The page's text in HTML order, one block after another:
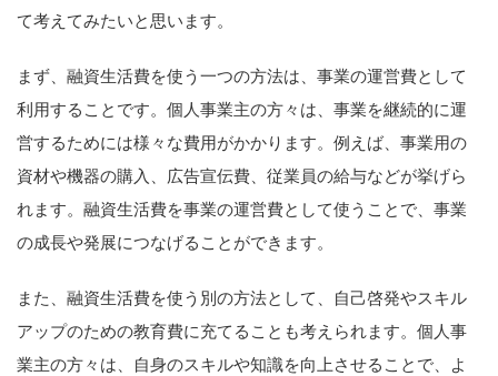
て考えてみたいと思います。
まず、融資生活費を使う一つの方法は、事業の運営費として
利用することです。個人事業主の方々は、事業を継続的に運
営するためには様々な費用がかかります。例えば、事業用の
資材や機器の購入、広告宣伝費、従業員の給与などが挙げら
れます。融資生活費を事業の運営費として使うことで、事業
の成長や発展につなげることができます。
また、融資生活費を使う別の方法として、自己啓発やスキル
アップのための教育費に充てることも考えられます。個人事
業主の方々は、自身のスキルや知識を向上させることで、よ